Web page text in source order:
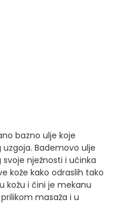
bazno ulje koje
Bademovo ulje
nježnosti i učinka
kože kako odraslih tako
kožu i čini je mekanu
masaža i u